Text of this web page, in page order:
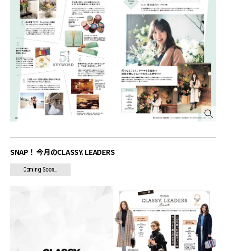
SNAP！ 今月のCLASSY. LEADERS
Coming Soon…